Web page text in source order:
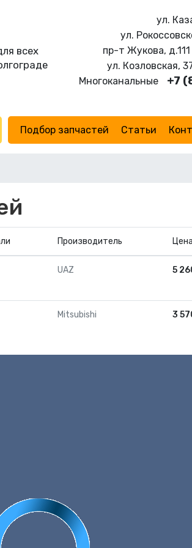
всех
ул.
ул.
пр-т Жукова,
ул. Козловская,
Многоканальные +7
Подбор запчастей Статьи
Производитель Цена
UAZ 5
Mitsubishi 3